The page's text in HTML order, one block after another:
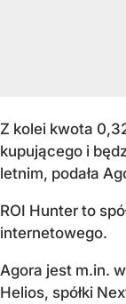
Z kolei kwota
kupującego i
letnim, podała
ROI Hunter to
internetowego.
Agora jest m.in.
Helios, spółki